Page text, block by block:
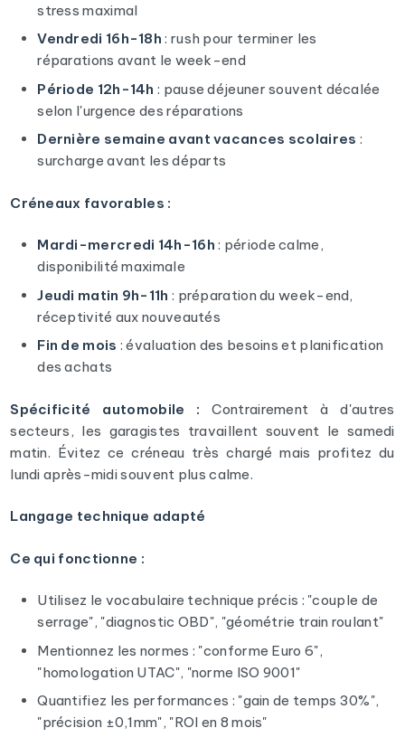
stress maximal
Vendredi 16h-18h : rush pour terminer les
réparations avant le week-end
Période 12h-14h : pause déjeuner souvent décalée
selon l'urgence des réparations
Dernière semaine avant vacances scolaires :
surcharge avant les départs
Créneaux favorables :
Mardi-mercredi 14h-16h : période calme,
disponibilité maximale
Jeudi matin 9h-11h : préparation du week-end,
réceptivité aux nouveautés
Fin de mois : évaluation des besoins et planification
des achats
Spécificité automobile : Contrairement à d'autres
secteurs, les garagistes travaillent souvent le samedi
matin. Évitez ce créneau très chargé mais profitez du
lundi après-midi souvent plus calme.
Langage technique adapté
Ce qui fonctionne :
Utilisez le vocabulaire technique précis : "couple de
serrage", "diagnostic OBD", "géométrie train roulant"
Mentionnez les normes : "conforme Euro 6",
"homologation UTAC", "norme ISO 9001"
Quantifiez les performances : "gain de temps 30%",
"précision ±0,1mm", "ROI en 8 mois"